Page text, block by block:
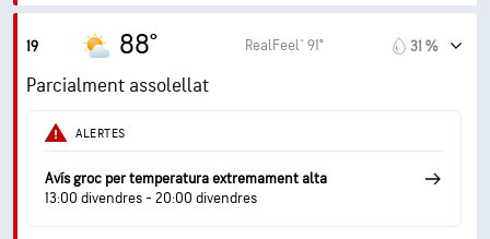
Índex UV màxim
Ràfegues
Humitat
Punt de rosada 69° F
19 88° RealFeel® 91° 31 %
Parcialment assolellat
ALERTES
Avís groc per temperatura extremament alta
13:00 divendres - 20:00 divendres